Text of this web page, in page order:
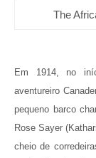
The
Em 1914, no
aventureiro
pequeno barco
Rose Sayer (
cheio de